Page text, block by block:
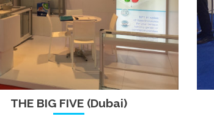
THE BIG FIVE (Dubai)